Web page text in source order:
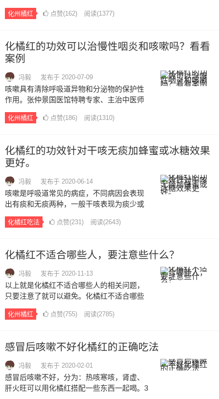
积滞，呕吐逆，脘腹胀痛，食积伤酒等。病
情分析：化橘红主要有止咳化痰，平喘，寒
量，饮食积滞、呕恶痞闷，长期胃痛，气
痛，肺痨病，肺结核等都有独特疗效，因上
火导致咳嗽，咽喉肿痛的人士不适宜使用化
州橘红，尽量避免辛辣的饮食，一方面为了
防止刺激咽喉，另一方面避免上火。…
化州橘红 点赞(162) 阅读(1377)
化橘红的功效可以治慢性咽炎和咳嗽吗？看看
案例
冯毅 发布于 2020-07-09
咳嗽具有清除呼吸道异物和分泌物的保护性
作用。张仲景国医馆特聘专家、主治中医师
邹敏涛说，慢性咽炎病程相对较长，症状较
顽固，容易反复发作。中医师邹敏涛建议，
苦味者，可适当加蜂蜜或红糖；…
化州橘红 点赞(186) 阅读(1310)
化橘红的功效针对干咳无痰加蜂蜜或冰糖效果
更好。
冯毅 发布于 2020-06-14
咳嗽是呼吸道常见的病症，不同病因会表现
出有痰和无痰两种，一般干咳表现为痰少或
者无痰，下面我先了解下什么是干咳。近来
有不少媒体对化橘红针对咳嗽都有报导，像
报导，例如对于干咳无痰，是这样介绍的：
取化橘红切片3克，用开水冲泡约5分钟后即
可饮用，可反复冲泡3~5次，直至变得无味为
止，加蜂蜜或冰糖对治疗干咳无痰的效果更
好。…
化橘红吃法 点赞(231) 阅读(2643)
化橘红不适合哪些人，要注意些什么？
冯毅 发布于 2020-11-13
以上就是化橘红不适合哪些人的相关问题，
只要注意了就可以避免。化橘红不适合哪些
人。化橘红不适合哪些人。化橘红不适合哪
些人。事实上，很多地方都说到化橘红适合
合化橘红，其实表达不正确，有黄痰的人才
不适合化橘红，黄痰很多时候表示是肺热。
…
化州橘红 点赞(755) 阅读(2785)
感冒后咳嗽不好化橘红的正确吃法
冯毅 发布于 2020-02-01
感冒后咳嗽不好，分为：热咳寒咳，肾虚、
肝火旺可以用化橘红搭配一些东西一起喝。3